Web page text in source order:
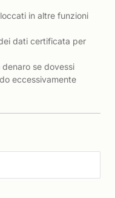
in altre funzioni
dati certificata per
se dovessi
eccessivamente